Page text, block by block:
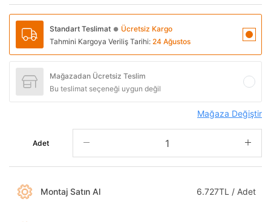
Standart Teslimat ● Ücretsiz Kargo
Tahmini Kargoya Veriliş Tarihi: 24 Ağustos
Mağazadan Ücretsiz Teslim
Bu teslimat seçeneği uygun değil
Mağaza Değiştir
Adet
Montaj Satın Al 6.727TL / Adet